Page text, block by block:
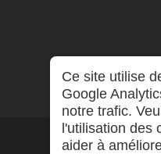
Ce site utilise
Google
notre trafic.
l'utilisation des
aider à